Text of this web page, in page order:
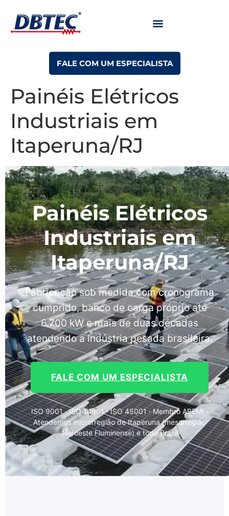
FALE COM UM ESPECIALISTA
Painéis Elétricos
Industriais em
Itaperuna/RJ
Painéis Elétricos
Industriais em
Itaperuna/RJ
Fabricação sob medida com cronograma
cumprido, banco de carga próprio até
6.700 kW e mais de duas décadas
atendendo a indústria pesada brasileira.
FALE COM UM ESPECIALISTA
ISO 9001 · ISO 14001 · ISO 45001 · Membro ABEMI ·
Atendemos microrregião de Itaperuna (mesorregião
Noroeste Fluminense) e todo Brasil